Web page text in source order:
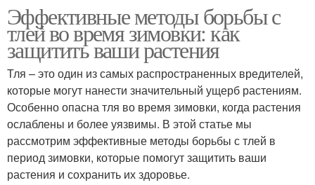
Эффективные методы борьбы с
тлей во время зимовки: как
защитить ваши растения
Тля – это один из самых распространенных вредителей,
которые могут нанести значительный ущерб растениям.
Особенно опасна тля во время зимовки, когда растения
ослаблены и более уязвимы. В этой статье мы
рассмотрим эффективные методы борьбы с тлей в
период зимовки, которые помогут защитить ваши
растения и сохранить их здоровье.